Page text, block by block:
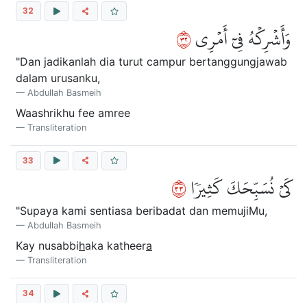
32
وَأَشۡرِكۡهُ فِيٓ أَمۡرِي٢٣
"Dan jadikanlah dia turut campur bertanggungjawab
dalam urusanku,
Abdullah Basmeih
Waashrikhu fee amree
Transliteration
33
كَيۡ نُسَبِّحَكَ كَثِيرٗا٣٣
"Supaya kami sentiasa beribadat dan memujiMu,
Abdullah Basmeih
Kay nusabbihaka katheera
Transliteration
34